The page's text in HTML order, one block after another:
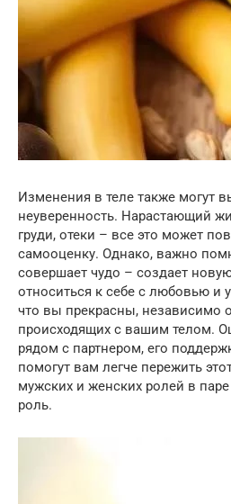
Изменения в теле также могут
неуверенность. Нарастающий
груди, отеки – все это может
самооценку. Однако, важно
совершает чудо – создает
относиться к себе с любовью и
что вы прекрасны, независимо
происходящих с вашим телом.
рядом с партнером, его
помогут вам легче пережить
мужских и женских ролей в
роль.